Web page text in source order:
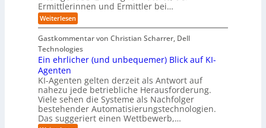
s
b
e
i
o
p
ä
c
h
n
R
o
u
t
e
D
a
e
n
K
I
P
r
o
j
e
k
k
e
n
d
e
C
y
e
r
r
i
s
i
s
L
e
e
n
f
I
n
d
u
s
t
Ermittlerinnen und Ermittler bei…
Weiterlesen:
E
n
3
D
w
i
l
l
i
n
Gastkommentar von Christian Scharrer, Dell
Technologies
Ein ehrlicher (und unbequemer) Blick auf KI-
Agenten
KI-Agenten gelten derzeit als Antwort auf
nahezu jede betriebliche Herausforderung.
Viele sehen die Systeme als Nachfolger
bestehender Automatisierungstechnologien.
Das suggeriert einen Wettbewerb,…